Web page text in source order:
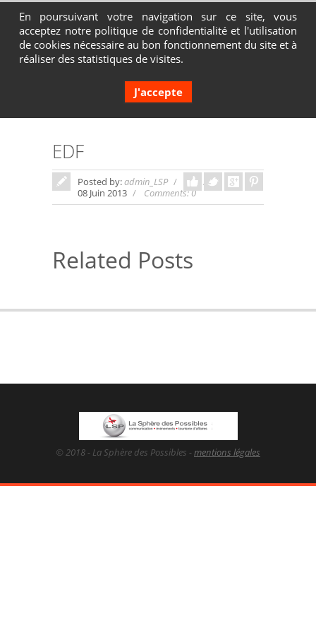
Contactez-nous au 04 72 65 05 80
EDF
Posted by:admin_LSP
In:
08 Juin 2013
Comments: 0
Related Posts
© 2018 - La Sphère des Possibles -mentions légales
En poursuivant votre navigation sur ce site, vous
acceptez notre politique de confidentialité et l'utilisation
de cookies nécessaire au bon fonctionnement du site et à
réaliser des statistiques de visites.
J'accepte